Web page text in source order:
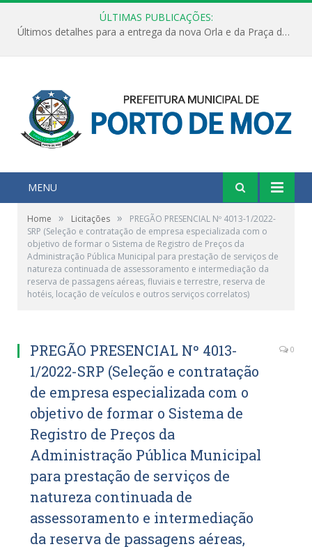
ÚLTIMAS PUBLICAÇÕES:
Últimos detalhes para a entrega da nova Orla e da Praça do Praião
MENU
Home » Licitações »
PREGÃO PRESENCIAL Nº 4013-1/2022-
SRP (Seleção e contratação de empresa especializada com o
objetivo de formar o Sistema de Registro de Preços da
Administração Pública Municipal para prestação de serviços de
natureza continuada de assessoramento e intermediação da
reserva de passagens aéreas, fluviais e terrestre, reserva de
hotéis, locação de veículos e outros serviços correlatos)
PREGÃO PRESENCIAL Nº 4013-
1/2022-SRP (Seleção e contratação
de empresa especializada com o
objetivo de formar o Sistema de
Registro de Preços da
Administração Pública Municipal
para prestação de serviços de
natureza continuada de
assessoramento e intermediação
da reserva de passagens aéreas,
0